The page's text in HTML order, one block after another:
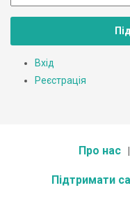
Вхід
Реєстрація
Про нас
Підтримати